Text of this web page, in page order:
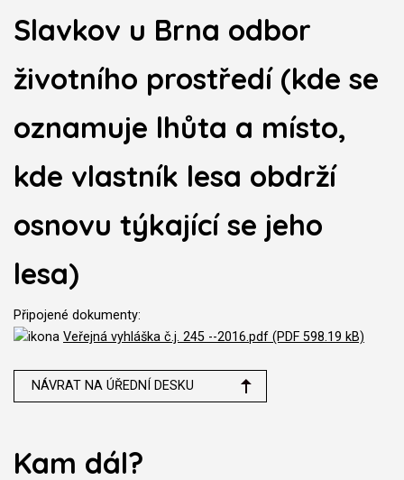
Slavkov u Brna odbor
životního prostředí (kde se
oznamuje lhůta a místo,
kde vlastník lesa obdrží
osnovu týkající se jeho
lesa)
Připojené dokumenty:
Veřejná vyhláška č.j. 245 --2016.pdf (PDF 598.19 kB)
NÁVRAT NA ÚŘEDNÍ DESKU
Kam dál?